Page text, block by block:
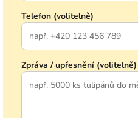
Telefon (volitelně)
Zpráva / upřesnění (volitelně)